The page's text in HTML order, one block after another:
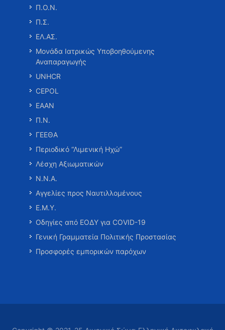
Π.Ο.Ν.
Π.Σ.
ΕΛ.ΑΣ.
Μονάδα Ιατρικώς Υποβοηθούμενης
Αναπαραγωγής
UNHCR
CEPOL
ΕΑΑΝ
Π.Ν.
ΓΕΕΘΑ
Περιοδικό “Λιμενική Ηχώ”
Λέσχη Αξιωματικών
Ν.Ν.Α.
Αγγελίες προς Ναυτιλλομένους
Ε.Μ.Υ.
Οδηγίες από ΕΟΔΥ για COVID-19
Γενική Γραμματεία Πολιτικής Προστασίας
Προσφορές εμπορικών παρόχων